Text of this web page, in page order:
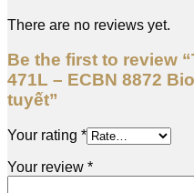
There are no reviews yet.
Be the first to review
471L – ECBN 8872
tuyết”
Your rating *
Your review *